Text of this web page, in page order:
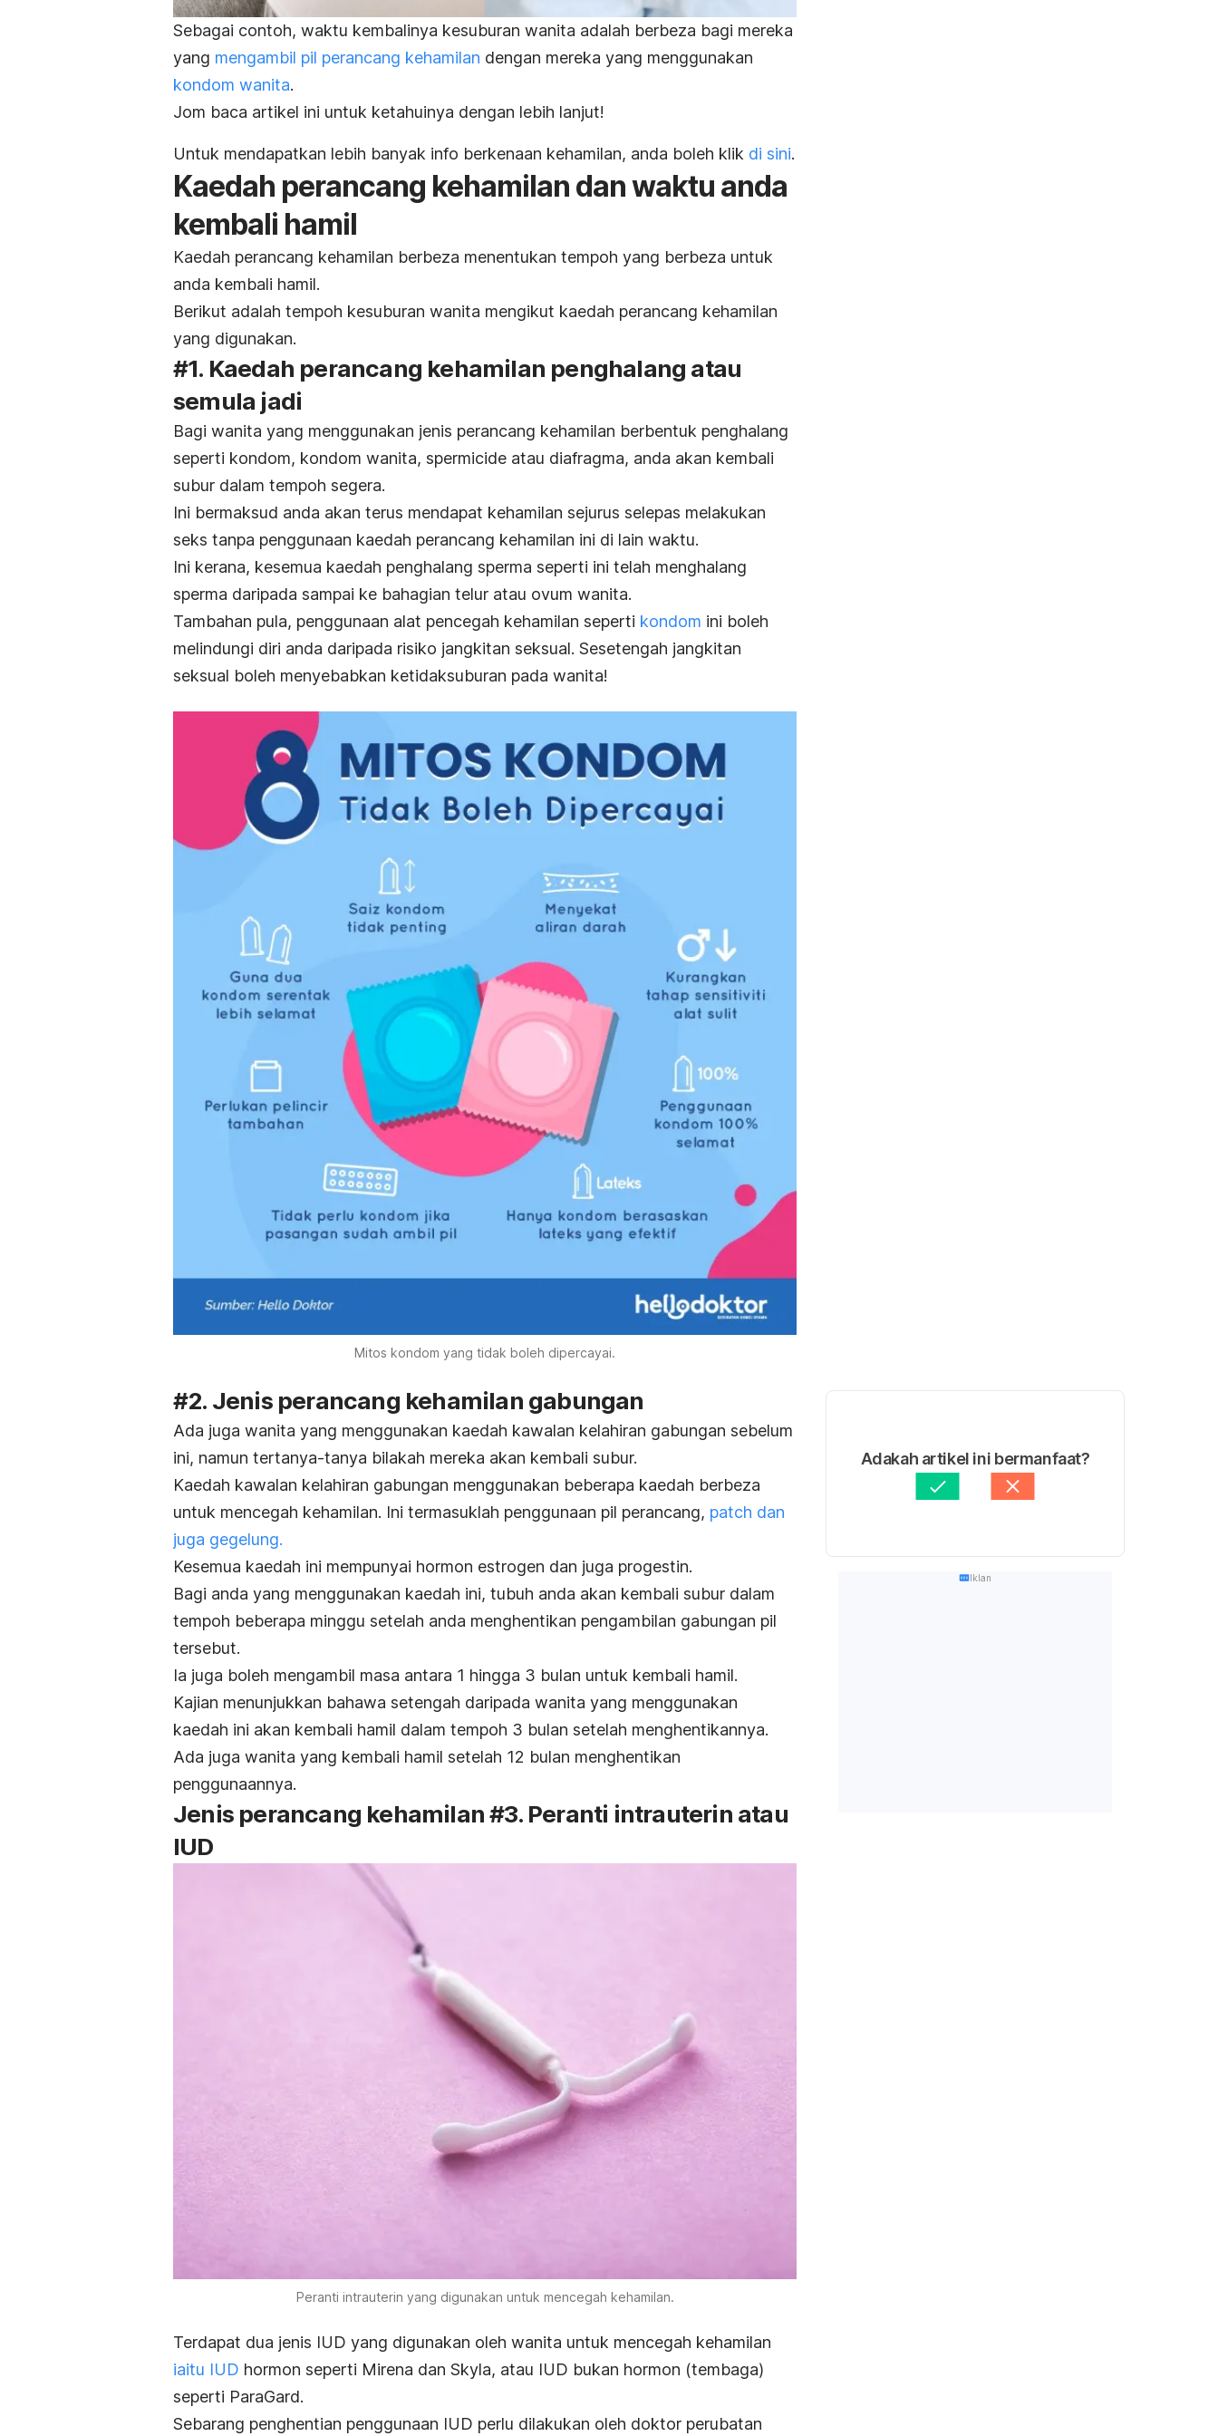
Sebagai contoh, waktu kembalinya kesuburan wanita adalah berbeza bagi mereka
yang mengambil pil perancang kehamilan dengan mereka yang menggunakan
kondom wanita.
Jom baca artikel ini untuk ketahuinya dengan lebih lanjut!
Untuk mendapatkan lebih banyak info berkenaan kehamilan, anda boleh klik di sini.
Kaedah perancang kehamilan dan waktu anda
kembali hamil
Kaedah perancang kehamilan berbeza menentukan tempoh yang berbeza untuk
anda kembali hamil.
Berikut adalah tempoh kesuburan wanita mengikut kaedah perancang kehamilan
yang digunakan.
#1. Kaedah perancang kehamilan penghalang atau
semula jadi
Bagi wanita yang menggunakan jenis perancang kehamilan berbentuk penghalang
seperti kondom, kondom wanita, spermicide atau diafragma, anda akan kembali
subur dalam tempoh segera.
Ini bermaksud anda akan terus mendapat kehamilan sejurus selepas melakukan
seks tanpa penggunaan kaedah perancang kehamilan ini di lain waktu.
Ini kerana, kesemua kaedah penghalang sperma seperti ini telah menghalang
sperma daripada sampai ke bahagian telur atau ovum wanita.
Tambahan pula, penggunaan alat pencegah kehamilan seperti kondom ini boleh
melindungi diri anda daripada risiko jangkitan seksual. Sesetengah jangkitan
seksual boleh menyebabkan ketidaksuburan pada wanita!
Mitos kondom yang tidak boleh dipercayai.
#2. Jenis perancang kehamilan gabungan
Ada juga wanita yang menggunakan kaedah kawalan kelahiran gabungan sebelum
ini, namun tertanya-tanya bilakah mereka akan kembali subur.
Kaedah kawalan kelahiran gabungan menggunakan beberapa kaedah berbeza
untuk mencegah kehamilan. Ini termasuklah penggunaan pil perancang, patch dan
juga gegelung.
Kesemua kaedah ini mempunyai hormon estrogen dan juga progestin.
Bagi anda yang menggunakan kaedah ini, tubuh anda akan kembali subur dalam
tempoh beberapa minggu setelah anda menghentikan pengambilan gabungan pil
tersebut.
Ia juga boleh mengambil masa antara 1 hingga 3 bulan untuk kembali hamil.
Kajian menunjukkan bahawa setengah daripada wanita yang menggunakan
kaedah ini akan kembali hamil dalam tempoh 3 bulan setelah menghentikannya.
Ada juga wanita yang kembali hamil setelah 12 bulan menghentikan
penggunaannya.
Jenis perancang kehamilan #3. Peranti intrauterin atau
IUD
Peranti intrauterin yang digunakan untuk mencegah kehamilan.
Terdapat dua jenis IUD yang digunakan oleh wanita untuk mencegah kehamilan
iaitu IUD hormon seperti Mirena dan Skyla, atau IUD bukan hormon (tembaga)
seperti ParaGard.
Sebarang penghentian penggunaan IUD perlu dilakukan oleh doktor perubatan
Adakah artikel ini bermanfaat?
Iklan